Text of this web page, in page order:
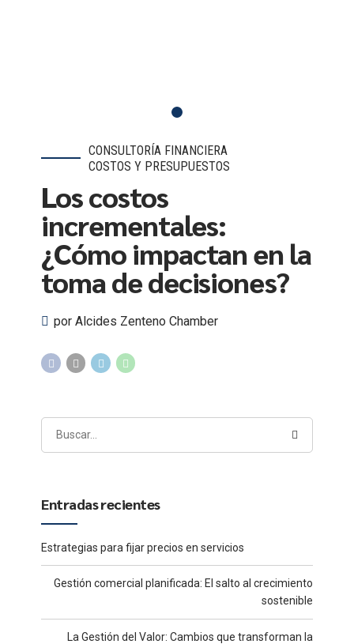
CONSULTORÍA FINANCIERA
COSTOS Y PRESUPUESTOS
Los costos
incrementales:
¿Cómo impactan en la
toma de decisiones?
por Alcides Zenteno Chamber
Entradas recientes
Estrategias para fijar precios en servicios
Gestión comercial planificada: El salto al crecimiento
sostenible
La Gestión del Valor: Cambios que transforman la